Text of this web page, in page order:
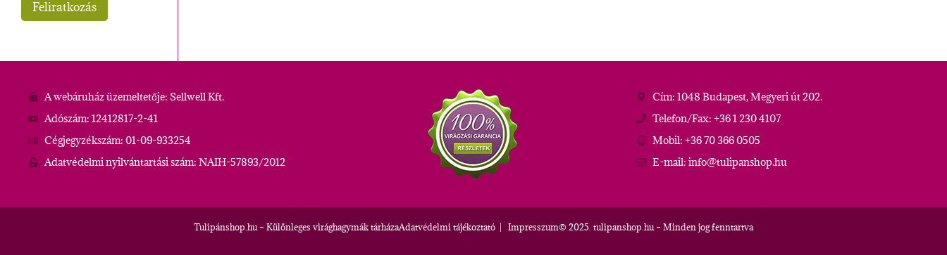
A webáruház üzemeltetője: Sellwell Kft.
Adószám: 12412817-2-41
Cégjegyzékszám: 01-09-933254
Adatvédelmi nyilvántartási szám: NAIH-57893/2012
Cím: 1048 Budapest, Megyeri út 202.
Telefon/Fax: +36 1 230 4107
Mobil: +36 70 366 0505
E-mail: info@tulipanshop.hu
Tulipánshop.hu – Különleges virághagymák tárházaAdatvédelmi tájékoztató Impresszum© 2025. tulipanshop.hu – Minden jog fenntartva